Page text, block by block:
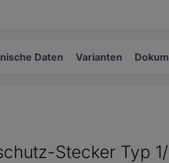
Daten Varianten
Stecker Typ